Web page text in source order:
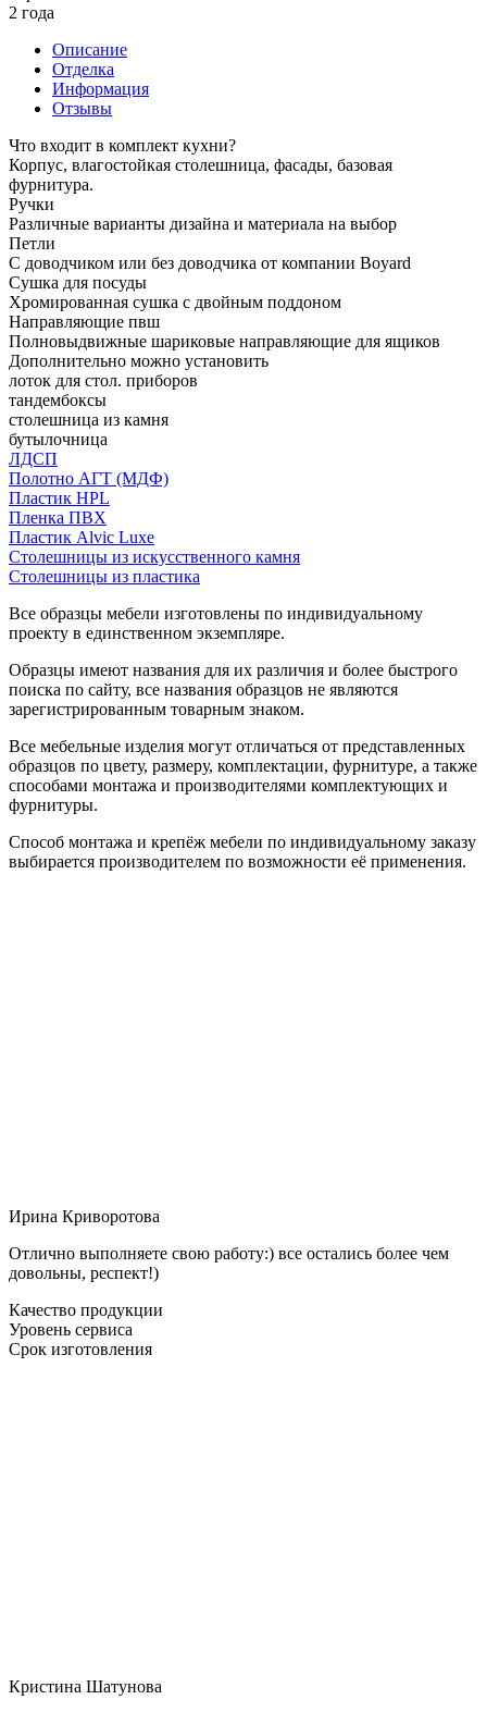
2 года
Описание
Отделка
Информация
Отзывы
Что входит в комплект кухни?
Корпус, влагостойкая столешница, фасады, базовая
фурнитура.
Ручки
Различные варианты дизайна и материала на выбор
Петли
С доводчиком или без доводчика от компании Boyard
Сушка для посуды
Хромированная сушка с двойным поддоном
Направляющие пвш
Полновыдвижные шариковые направляющие для ящиков
Дополнительно можно установить
лоток для стол. приборов
тандембоксы
столешница из камня
бутылочница
ЛДСП
Полотно АГТ (МДФ)
Пластик HPL
Пленка ПВХ
Пластик Alvic Luxe
Столешницы из искусственного камня
Столешницы из пластика
Все образцы мебели изготовлены по индивидуальному
проекту в единственном экземпляре.
Образцы имеют названия для их различия и более быстрого
поиска по сайту, все названия образцов не являются
зарегистрированным товарным знаком.
Все мебельные изделия могут отличаться от представленных
образцов по цвету, размеру, комплектации, фурнитуре, а также
способами монтажа и производителями комплектующих и
фурнитуры.
Способ монтажа и крепёж мебели по индивидуальному заказу
выбирается производителем по возможности её применения.
Ирина Криворотова
Отлично выполняете свою работу:) все остались более чем
довольны, респект!)
Качество продукции
Уровень сервиса
Срок изготовления
Кристина Шатунова